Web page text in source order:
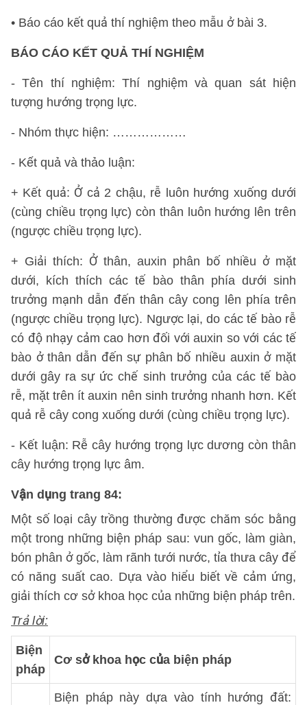
• Báo cáo kết quả thí nghiệm theo mẫu ở bài 3.
BÁO CÁO KẾT QUẢ THÍ NGHIỆM
- Tên thí nghiệm: Thí nghiệm và quan sát hiện
tượng hướng trọng lực.
- Nhóm thực hiện: ………………
- Kết quả và thảo luận:
+ Kết quả: Ở cả 2 chậu, rễ luôn hướng xuống dưới
(cùng chiều trọng lực) còn thân luôn hướng lên trên
(ngược chiều trọng lực).
+ Giải thích: Ở thân, auxin phân bố nhiều ở mặt
dưới, kích thích các tế bào thân phía dưới sinh
trưởng mạnh dẫn đến thân cây cong lên phía trên
(ngược chiều trọng lực). Ngược lại, do các tế bào rễ
có độ nhạy cảm cao hơn đối với auxin so với các tế
bào ở thân dẫn đến sự phân bố nhiều auxin ở mặt
dưới gây ra sự ức chế sinh trưởng của các tế bào
rễ, mặt trên ít auxin nên sinh trưởng nhanh hơn. Kết
quả rễ cây cong xuống dưới (cùng chiều trọng lực).
- Kết luận: Rễ cây hướng trọng lực dương còn thân
cây hướng trọng lực âm.
Vận dụng trang 84:
Một số loại cây trồng thường được chăm sóc bằng
một trong những biện pháp sau: vun gốc, làm giàn,
bón phân ở gốc, làm rãnh tưới nước, tỉa thưa cây để
có năng suất cao. Dựa vào hiểu biết về cảm ứng,
giải thích cơ sở khoa học của những biện pháp trên.
Trả lời:
Biện
pháp
Cơ sở khoa học của biện pháp
Biện pháp này dựa vào tính hướng đất: